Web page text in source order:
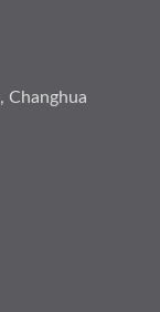
Changhua